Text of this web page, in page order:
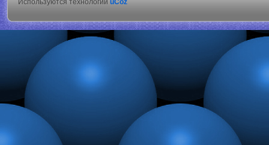
Используются технологии uCoz